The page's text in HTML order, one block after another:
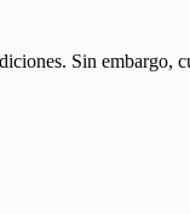
Sin embargo,